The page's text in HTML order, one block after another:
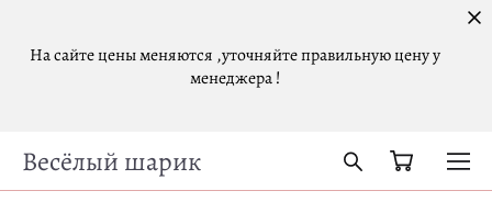
На сайте цены меняются ,уточняйте правильную цену у
менеджера !
Весёлый шарик